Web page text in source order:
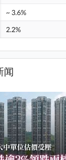
~ 3.6%
2.2%
闻